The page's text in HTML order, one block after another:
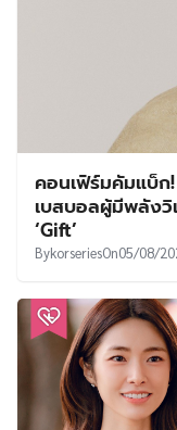
คอนเฟิร์มคัมแบ็ก
เบสบอลผู้มีพลังวิ
‘Gift’
BykorseriesOn05/08/